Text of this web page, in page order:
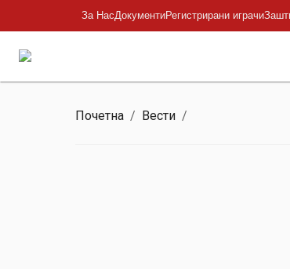
За НасДокументиРегистрирани играчи
Почетна / Вести /